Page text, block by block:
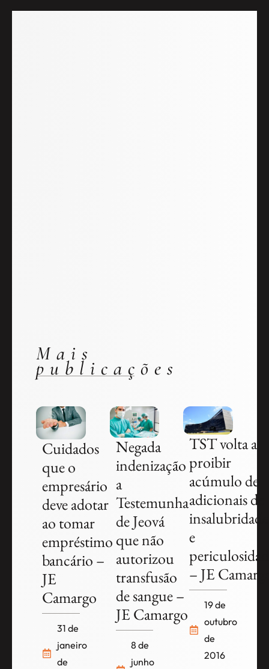
Mais
publicações
Cuidados
que o
empresário
deve adotar
ao tomar
empréstimo
bancário –
JE
Camargo
31 de
janeiro
de
Negada
indenização
a
Testemunha
de Jeová
que não
autorizou
transfusão
de sangue –
JE Camargo
8 de
junho
TST volta a
proibir
acúmulo de
adicionais de
insalubridade
e
– JE
19 de
outubro
de
2016